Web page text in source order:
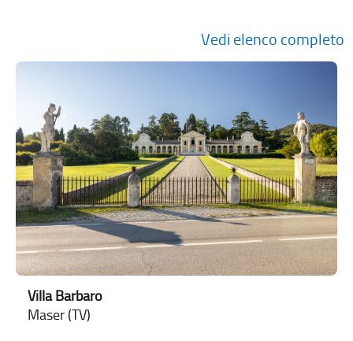
Vedi elenco completo
Villa Barbaro
Maser (TV)